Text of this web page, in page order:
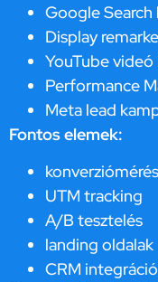
Google
Display
YouTube
Performance
Meta lead
Fontos elemek:
konverziómérés
UTM tracking
A/B tesztelés
landing oldalak
CRM integráció